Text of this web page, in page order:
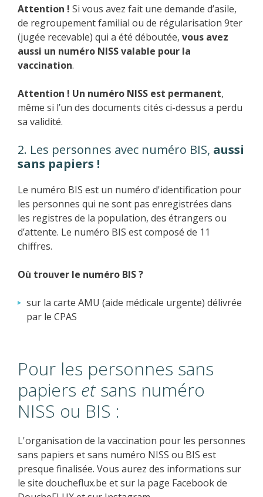
Attention ! Si vous avez fait une demande d’asile,
de regroupement familial ou de régularisation 9ter
(jugée recevable) qui a été déboutée, vous avez
aussi un numéro NISS valable pour la
vaccination.
Attention ! Un numéro NISS est permanent,
même si l’un des documents cités ci-dessus a perdu
sa validité.
2. Les personnes avec numéro BIS, aussi
sans papiers !
Le numéro BIS est un numéro d'identification pour
les personnes qui ne sont pas enregistrées dans
les registres de la population, des étrangers ou
d’attente. Le numéro BIS est composé de 11
chiffres.
Où trouver le numéro BIS ?
sur la carte AMU (aide médicale urgente) délivrée
par le CPAS
Pour les personnes sans
papiers etsans numéro
NISS ou BIS :
L'organisation de la vaccination pour les personnes
sans papiers et sans numéro NISS ou BIS est
presque finalisée. Vous aurez des informations sur
le site doucheflux.be et sur la page Facebook de